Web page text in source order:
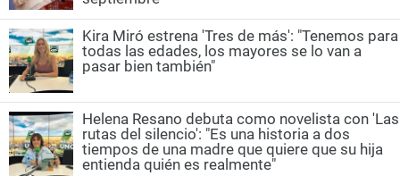
Kira Miró estrena 'Tres de más': "Tenemos para
todas las edades, los mayores se lo van a
pasar bien también"
Helena Resano debuta como novelista con 'Las
rutas del silencio': "Es una historia a dos
tiempos de una madre que quiere que su hija
entienda quién es realmente"